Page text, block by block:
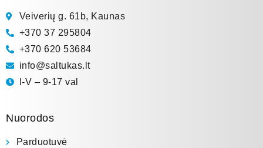
Veiverių g. 61b, Kaunas
+370 37 295804
+370 620 53684
info@saltukas.lt
I-V – 9-17 val
Nuorodos
Parduotuvė